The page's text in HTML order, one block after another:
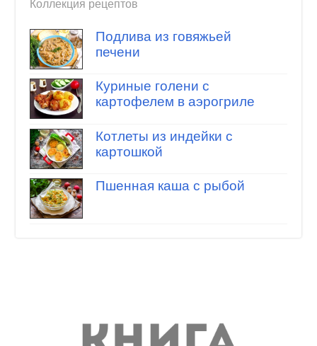
Коллекция рецептов
Подлива из говяжьей
печени
Куриные голени с
картофелем в аэрогриле
Котлеты из индейки с
картошкой
Пшенная каша с рыбой